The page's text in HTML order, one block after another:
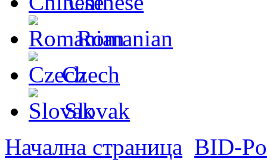
Romanian
Czech
Slovak
Начална страница BID-